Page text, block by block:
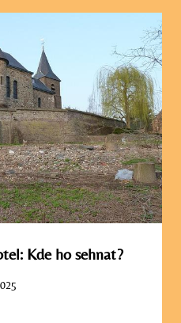
Kde ho sehnat?